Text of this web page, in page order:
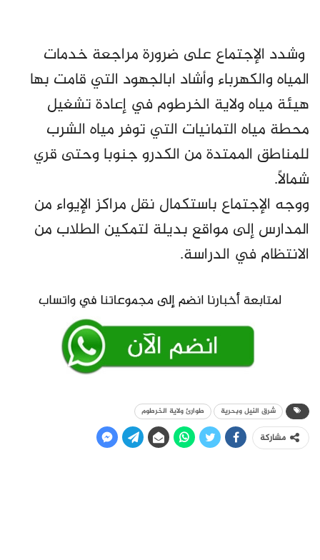
وشدد الإجتماع على ضرورة مراجعة خدمات
المياه والكهرباء وأشاد ابالجهود التي قامت بها
هيئة مياه ولاية الخرطوم في إعادة تشغيل
محطة مياه التمانيات التي توفر مياه الشرب
للمناطق الممتدة من الكدرو جنوبا وحتى قري
شمالاً.
ووجه الإجتماع باستكمال نقل مراكز الإيواء من
المدارس إلى مواقع بديلة لتمكين الطلاب من
الانتظام في الدراسة.
شرق النيل وبحرية طوارئ ولاية الخرطوم
مشاركة